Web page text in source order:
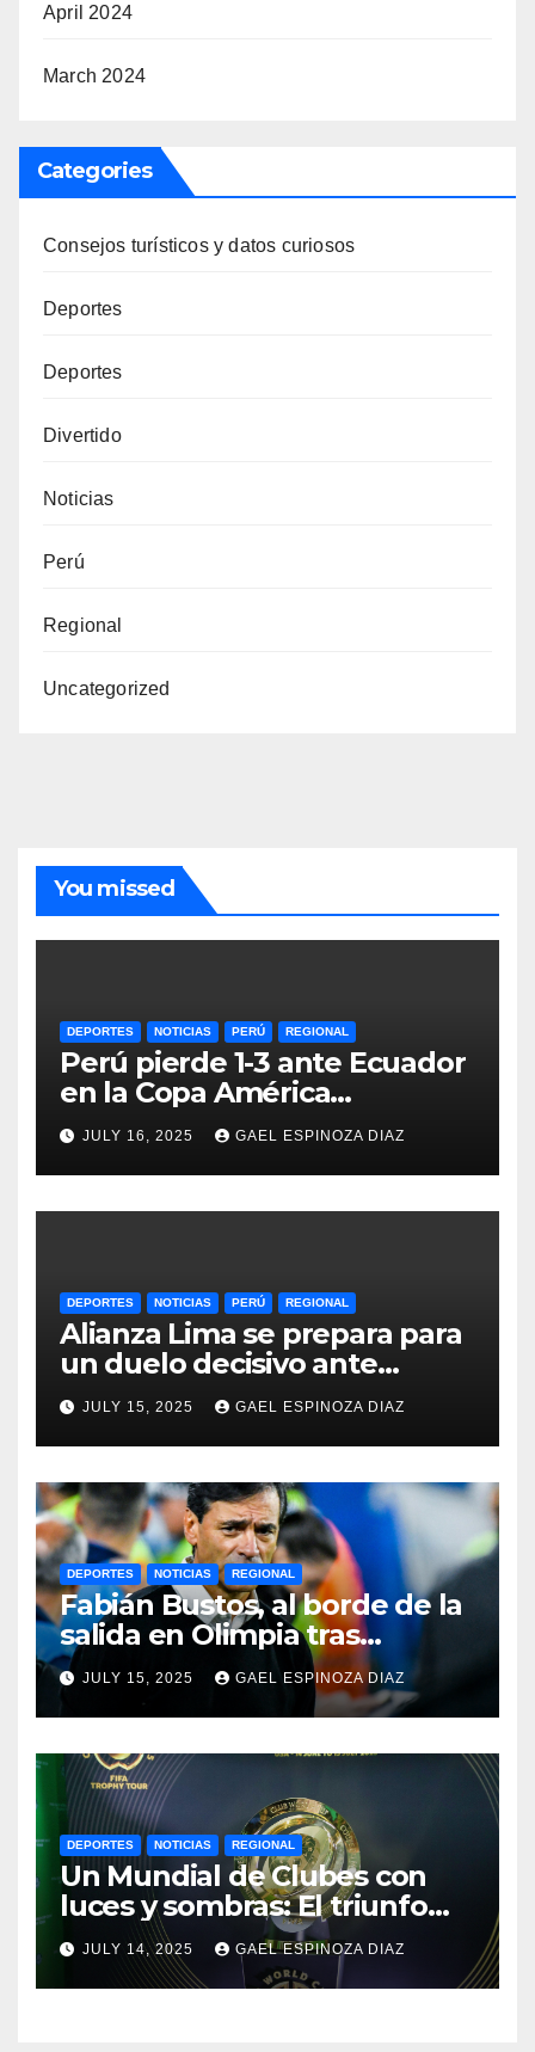
April 2024
March 2024
Categories
Consejos turísticos y datos curiosos
Deportes
Deportes
Divertido
Noticias
Perú
Regional
Uncategorized
You missed
DEPORTES NOTICIAS PERÚ REGIONAL
Perú pierde 1-3 ante Ecuador
en la Copa América
Femenina y lidera el Grupo A
JULY 16, 2025 GAEL ESPINOZA DIAZ
DEPORTES NOTICIAS PERÚ REGIONAL
Alianza Lima se prepara para
un duelo decisivo ante
Gremio por la Sudamericana
2025
JULY 15, 2025 GAEL ESPINOZA DIAZ
DEPORTES NOTICIAS REGIONAL
Fabián Bustos, al borde de la
salida en Olimpia tras
dolorosa derrota en
Paraguay
JULY 15, 2025 GAEL ESPINOZA DIAZ
DEPORTES NOTICIAS REGIONAL
Un Mundial de Clubes con
luces y sombras: El triunfo
del Chelsea y las lecciones
del torneo
JULY 14, 2025 GAEL ESPINOZA DIAZ